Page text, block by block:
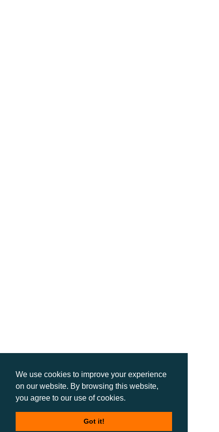
We use cookies to improve your experience
on our website. By browsing this website,
you agree to our use of cookies.
Got it!